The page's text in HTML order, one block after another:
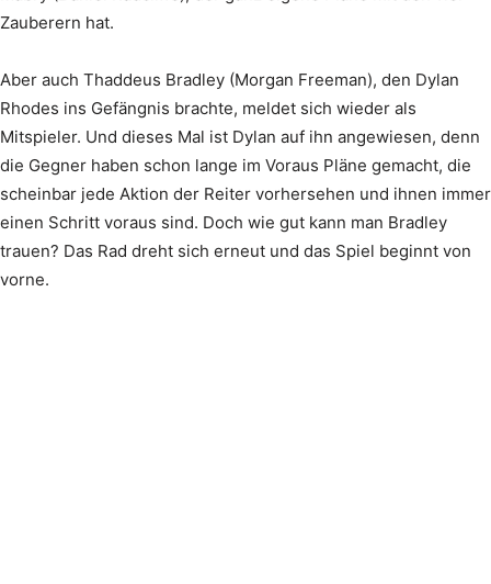
Zauberern hat.
Aber auch Thaddeus Bradley (Morgan Freeman), den Dylan
Rhodes ins Gefängnis brachte, meldet sich wieder als
Mitspieler. Und dieses Mal ist Dylan auf ihn angewiesen, denn
die Gegner haben schon lange im Voraus Pläne gemacht, die
scheinbar jede Aktion der Reiter vorhersehen und ihnen immer
einen Schritt voraus sind. Doch wie gut kann man Bradley
trauen? Das Rad dreht sich erneut und das Spiel beginnt von
vorne.